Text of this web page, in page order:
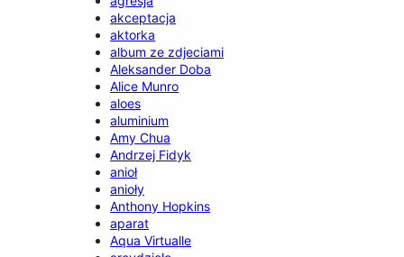
akceptacja
aktorka
album ze zdjeciami
Aleksander Doba
Alice Munro
aloes
aluminium
Amy Chua
Andrzej Fidyk
anioł
anioły
Anthony Hopkins
aparat
Aqua Virtualle